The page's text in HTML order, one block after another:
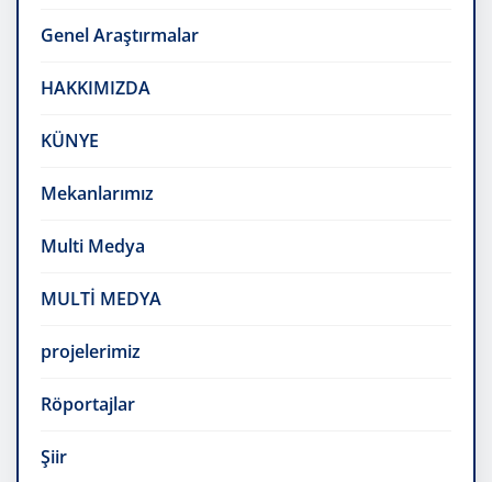
Genel Araştırmalar
HAKKIMIZDA
KÜNYE
Mekanlarımız
Multi Medya
MULTİ MEDYA
projelerimiz
Röportajlar
Şiir